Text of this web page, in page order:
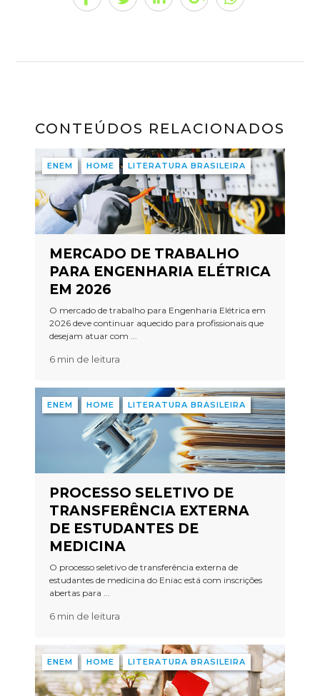
CONTEÚDOS RELACIONADOS
ENEM HOME LITERATURA BRASILEIRA
MERCADO DE TRABALHO
PARA ENGENHARIA ELÉTRICA
EM 2026
O mercado de trabalho para Engenharia Elétrica em
2026 deve continuar aquecido para profissionais que
desejam atuar com ...
6 min de leitura
ENEM HOME LITERATURA BRASILEIRA
PROCESSO SELETIVO DE
TRANSFERÊNCIA EXTERNA
DE ESTUDANTES DE
MEDICINA
O processo seletivo de transferência externa de
estudantes de medicina do Eniac está com inscrições
abertas para ...
6 min de leitura
ENEM HOME LITERATURA BRASILEIRA